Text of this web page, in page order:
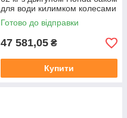
для води килимком колесами
Готово до відправки
47 581,05 ₴
Купити